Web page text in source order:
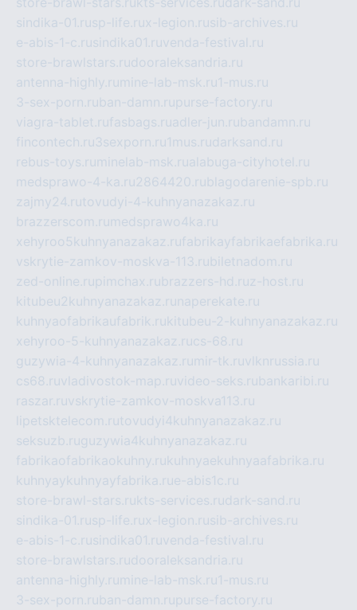
sindika-01.rusp-life.rux-legion.rusib-archives.ru
e-abis-1-c.rusindika01.ruvenda-festival.ru
store-brawlstars.rudooraleksandria.ru
antenna-highly.ru mine-lab-msk.ru1-mus.ru
3-sex-porn.ruban-damn.rupurse-factory.ru
viagra-tablet.rufasbags.ruadler-jun.rubandamn.ru
fincontech.ru3sexporn.ru1mus.rudarksand.ru
rebus-toys.ru minelab-msk.rualabuga-cityhotel.ru
medsprawo-4-ka.ru2864420.rublagodarenie-spb.ru
zajmy24.rutovudyi-4-kuhnyanazakaz.ru
brazzerscom.ru medsprawo4ka.ru
xehyroo5kuhnyanazakaz.rufabrikayfabrikaefabrika.ru
vskrytie-zamkov-moskva-113.rubiletnadom.ru
zed-online.rupimchax.rubrazzers-hd.ruz-host.ru
kitubeu2kuhnyanazakaz.ru naperekate.ru
kuhnyaofabrikaufabrik.rukitubeu-2-kuhnyanazakaz.ru
xehyroo-5-kuhnyanazakaz.rucs-68.ru
guzywia-4-kuhnyanazakaz.ru mir-tk.ruvlknrussia.ru
cs68.ruvladivostok-map.ruvideo-seks.rubankaribi.ru
raszar.ruvskrytie-zamkov-moskva113.ru
lipetsktelecom.rutovudyi4kuhnyanazakaz.ru
seksuzb.ruguzywia4kuhnyanazakaz.ru
fabrikaofabrikaokuhny.rukuhnyaekuhnyaafabrika.ru
kuhnyaykuhnyayfabrika.rue-abis1c.ru
store-brawl-stars.rukts-services.rudark-sand.ru
sindika-01.rusp-life.rux-legion.rusib-archives.ru
e-abis-1-c.rusindika01.ruvenda-festival.ru
store-brawlstars.rudooraleksandria.ru
antenna-highly.ru mine-lab-msk.ru1-mus.ru
3-sex-porn.ruban-damn.rupurse-factory.ru